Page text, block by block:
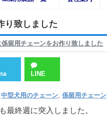
り致しました
留用チェーンをお作り致しました
LINE
中型犬用のチェーン ,係留用チェーン
最終週に突入しました。